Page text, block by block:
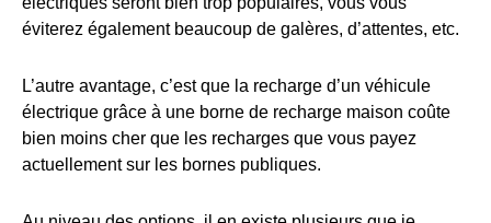
éviterez également beaucoup de galères, d’attentes, etc.
L’autre avantage, c’est que la recharge d’un véhicule
électrique grâce à une borne de recharge maison coûte
bien moins cher que les recharges que vous payez
actuellement sur les bornes publiques.